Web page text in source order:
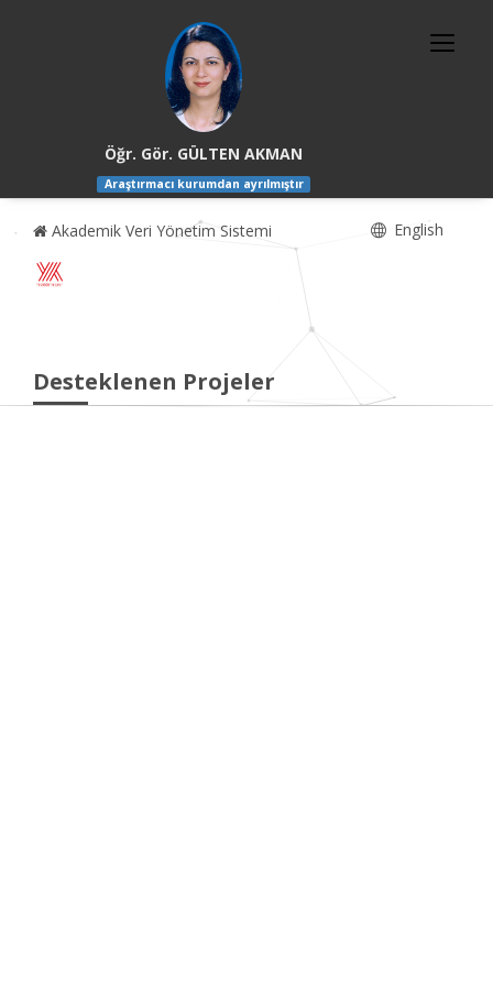
Öğr. Gör. GÜLTEN AKMAN
Araştırmacı kurumdan ayrılmıştır
Akademik Veri Yönetim Sistemi English
Desteklenen Projeler